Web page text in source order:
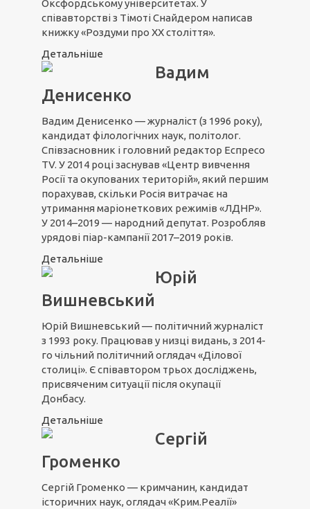
Oкcфopдcькoму унiвepcитeтax. У
співавторстві з Тімоті Снайдером написав
книжку «Роздуми про ХХ століття».
Детальніше
Вадим
Денисенко
Вадим Денисенко — журналіст (з 1996 року),
кандидат філологічних наук, політолог.
Співзасновник і головний редактор Еспресо
TV. У 2014 році заснував «Центр вивчення
Росії та окупованих територій», який першим
порахував, скільки Росія витрачає на
утримання маріонеткових режимів «ЛДНР».
У 2014–2019 — народний депутат. Розробляв
урядові піар-кампанії 2017–2019 років.
Детальніше
Юрій
Вишневський
Юрій Вишневський — політичний журналіст
з 1993 року. Працював у низці видань, з 2014-
го чільний політичний оглядач «Ділової
столиці». Є співавтором трьох досліджень,
присвяченим ситуації після окупації
Донбасу.
Детальніше
Сергій
Громенко
Сергій Громенко — кримчанин, кандидат
історичних наук, оглядач «Крим.Реалії»